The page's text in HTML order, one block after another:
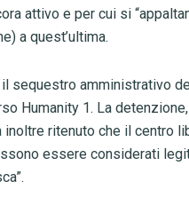
attivo e per cui si
a quest’ultima.
sequestro amministrativo
Humanity 1. La
ritenuto che il centro
essere considerati